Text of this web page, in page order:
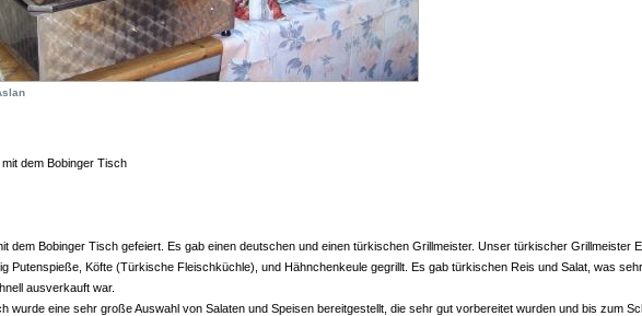
dem Bobinger Tisch
dem Bobinger Tisch gefeiert. Es gab einen deutschen und einen türkischen Grillmeister. Unser türkischer Grillmeister
Putenspieße, Köfte (Türkische Fleischküchle), und Hähnchenkeule gegrillt. Es gab türkischen Reis und Salat, was
ausverkauft war.
wurde eine sehr große Auswahl von Salaten und Speisen bereitgestellt, die sehr gut vorbereitet wurden und bis zum